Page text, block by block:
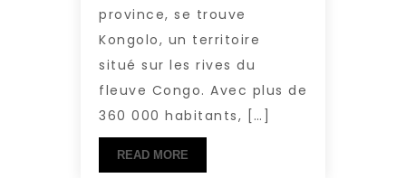
province, se trouve
Kongolo, un territoire
situé sur les rives du
fleuve Congo. Avec plus de
360 000 habitants, […]
READ MORE